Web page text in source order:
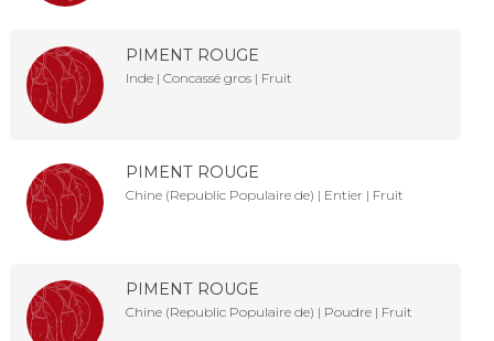
PIMENT ROUGE
Inde | Concassé gros | Fruit
PIMENT ROUGE
Chine (Republic Populaire de) | Entier | Fruit
PIMENT ROUGE
Chine (Republic Populaire de) | Poudre | Fruit